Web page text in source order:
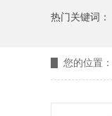
热门关键词：
您的位置：